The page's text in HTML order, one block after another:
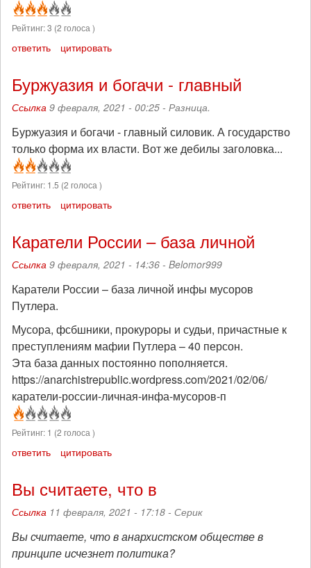
Рейтинг:3 (2 голоса )
ответить цитировать
Буржуазия и богачи - главный
Ссылка 9 февраля, 2021 - 00:25 - Разница.
Буржуазия и богачи - главный силовик. А государство
только форма их власти. Вот же дебилы заголовка...
Рейтинг: 1.5 (2 голоса )
ответить цитировать
Каратели России – база личной
Ссылка 9 февраля, 2021 - 14:36 - Belomor999
Каратели России – база личной инфы мусоров
Путлера.
Мусора, фсбшники, прокуроры и судьи, причастные к
преступлениям мафии Путлера – 40 персон.
Эта база данных постоянно пополняется.
https://anarchistrepublic.wordpress.com/2021/02/06/
каратели-россии-личная-инфа-мусоров-п
Рейтинг: 1 (2 голоса )
ответить цитировать
Вы считаете, что в
Ссылка 11 февраля, 2021 - 17:18 - Серик
Вы считаете, что ванархистском обществе в
принципе исчезнет политика?